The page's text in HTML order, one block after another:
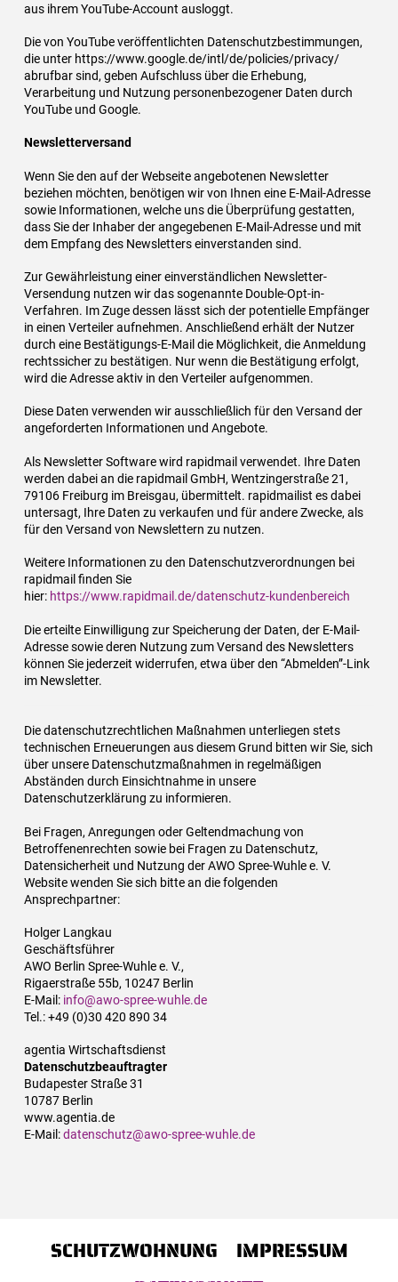
aus ihrem YouTube-Account ausloggt.
Die von YouTube veröffentlichten Datenschutzbestimmungen,
die unter https://www.google.de/intl/de/policies/privacy/
abrufbar sind, geben Aufschluss über die Erhebung,
Verarbeitung und Nutzung personenbezogener Daten durch
YouTube und Google.
Newsletterversand
Wenn Sie den auf der Webseite angebotenen Newsletter
beziehen möchten, benötigen wir von Ihnen eine E-Mail-Adresse
sowie Informationen, welche uns die Überprüfung gestatten,
dass Sie der Inhaber der angegebenen E-Mail-Adresse und mit
dem Empfang des Newsletters einverstanden sind.
Zur Gewährleistung einer einverständlichen Newsletter-
Versendung nutzen wir das sogenannte Double-Opt-in-
Verfahren. Im Zuge dessen lässt sich der potentielle Empfänger
in einen Verteiler aufnehmen. Anschließend erhält der Nutzer
durch eine Bestätigungs-E-Mail die Möglichkeit, die Anmeldung
rechtssicher zu bestätigen. Nur wenn die Bestätigung erfolgt,
wird die Adresse aktiv in den Verteiler aufgenommen.
Diese Daten verwenden wir ausschließlich für den Versand der
angeforderten Informationen und Angebote.
Als Newsletter Software wird rapidmail verwendet. Ihre Daten
werden dabei an die rapidmail GmbH, Wentzingerstraße 21,
79106 Freiburg im Breisgau, übermittelt. rapidmailist es dabei
untersagt, Ihre Daten zu verkaufen und für andere Zwecke, als
für den Versand von Newslettern zu nutzen.
Weitere Informationen zu den Datenschutzverordnungen bei
rapidmail finden Sie
hier: https://www.rapidmail.de/datenschutz-kundenbereich
Die erteilte Einwilligung zur Speicherung der Daten, der E-Mail-
Adresse sowie deren Nutzung zum Versand des Newsletters
können Sie jederzeit widerrufen, etwa über den “Abmelden”-Link
im Newsletter.
Die datenschutzrechtlichen Maßnahmen unterliegen stets
technischen Erneuerungen aus diesem Grund bitten wir Sie, sich
über unsere Datenschutzmaßnahmen in regelmäßigen
Abständen durch Einsichtnahme in unsere
Datenschutzerklärung zu informieren.
Bei Fragen, Anregungen oder Geltendmachung von
Betroffenenrechten sowie bei Fragen zu Datenschutz,
Datensicherheit und Nutzung der AWO Spree-Wuhle e. V.
Website wenden Sie sich bitte an die folgenden
Ansprechpartner:
Holger Langkau
Geschäftsführer
AWO Berlin Spree-Wuhle e. V.,
Rigaerstraße 55b, 10247 Berlin
E-Mail: info@awo-spree-wuhle.de
Tel.: +49 (0)30 420 890 34
agentia Wirtschaftsdienst
Datenschutzbeauftragter
Budapester Straße 31
10787 Berlin
www.agentia.de
E-Mail:datenschutz@awo-spree-wuhle.de
SCHUTZWOHNUNG
IMPRESSUM